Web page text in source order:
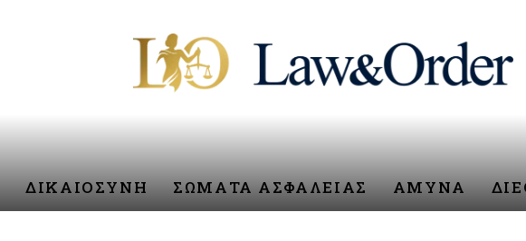
ΔΙΚΑΙΟΣΥΝΗ ΣΩΜΑΤΑ ΑΣΦΑΛΕΙΑΣ ΑΜΥΝΑ